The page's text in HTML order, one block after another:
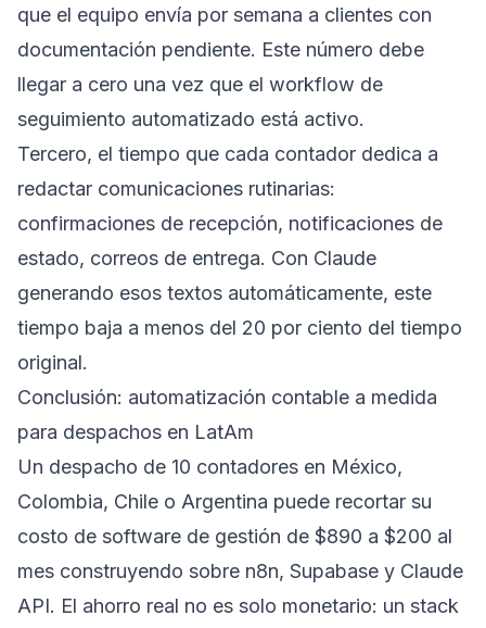
que el equipo envía por semana a clientes con
documentación pendiente. Este número debe
llegar a cero una vez que el workflow de
seguimiento automatizado está activo.
Tercero, el tiempo que cada contador dedica a
redactar comunicaciones rutinarias:
confirmaciones de recepción, notificaciones de
estado, correos de entrega. Con Claude
generando esos textos automáticamente, este
tiempo baja a menos del 20 por ciento del tiempo
original.
Conclusión: automatización contable a medida
para despachos en LatAm
Un despacho de 10 contadores en México,
Colombia, Chile o Argentina puede recortar su
costo de software de gestión de $890 a $200 al
mes construyendo sobre n8n, Supabase y Claude
API. El ahorro real no es solo monetario: un stack